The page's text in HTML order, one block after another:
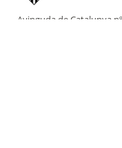
Avinguda de Catalunya